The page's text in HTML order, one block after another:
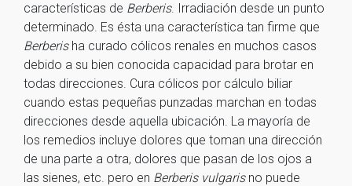
características de Berberis. Irradiación desde un punto
determinado. Es ésta una característica tan firme que
Berberisha curado cólicos renales en muchos casos
debido a su bien conocida capacidad para brotar en
todas direcciones. Cura cólicos por cálculo biliar
cuando estas pequeñas punzadas marchan en todas
direcciones desde aquella ubicación. La mayoría de
los remedios incluye dolores que toman una dirección
de una parte a otra, dolores que pasan de los ojos a
las sienes, etc. pero en Berberis vulgaris no puede